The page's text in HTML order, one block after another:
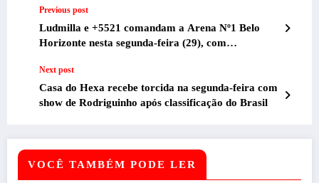
Previous post
Ludmilla e +5521 comandam a Arena Nº1 Belo
Horizonte nesta segunda-feira (29), com
Mineirinho
Next post
Casa do Hexa recebe torcida na segunda-feira com
show de Rodriguinho após classificação do Brasil
VOCÊ TAMBÉM PODE LER